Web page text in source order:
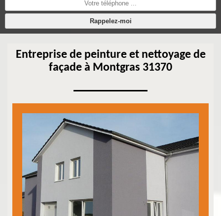
Entreprise de peinture et nettoyage de
façade à Montgras 31370